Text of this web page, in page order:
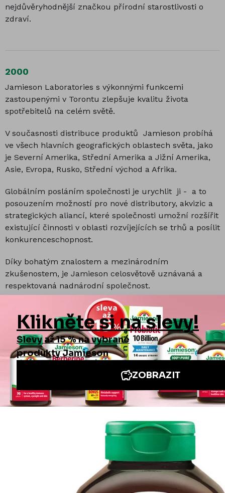
nejdůvěryhodnější značkou přírodní starostlivosti o
zdraví.
2000
Jamieson Laboratories s výkonnými funkcemi
zastoupenými v Torontu zlepšuje kvalitu života
spotřebitelů na celém světě.
V současnosti distribuce produktů Jamieson probíhá
ve všech hlavních geografických oblastech světa, jako
je Severní Amerika, Střední Amerika a Jižní Amerika,
Asie, Evropa, Rusko, Střední východ a Afrika.
Globálním posláním společnosti je urychlit ji - a to
posouzením možností pro nové distributory, akvizic a
strategických aliancí, které společnosti umožní rozšířit
existující činnosti v oblasti rozvíjejících se trhů a posílit
konkurenceschopnost.
Díky bohatým znalostem a mezinárodním
zkušenostem, je Jamieson celosvětově uznávaná a
respektovaná nadnárodní společnost.